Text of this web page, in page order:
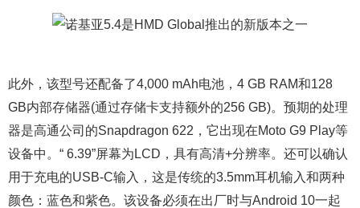
此外，该型号还配备了4,000 mAh电池，4 GB RAM和128
GB内部存储器(通过存储卡支持额外的256 GB)。预期的处理
器是高通公司的Snapdragon 622，它出现在Moto G9 Play等
设备中。“ 6.39”屏幕为LCD，具有高清+分辨率。还可以确认
用于充电的USB-C输入，这是传统的3.5mm耳机输入和两种
颜色：蓝色和紫色。该设备必须在出厂时与Android 10一起